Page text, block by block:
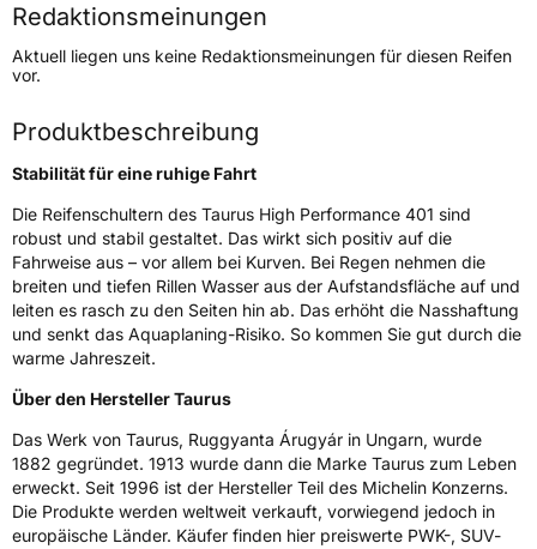
Höchstgeschwindigkeit
210 km/h
Lastindex92
Höchstlast630 kg
Generelle Merkmale
FahrzeugtypPKW
Verwendung Sommerreifen
ModellnameHigh Performance
FahrzeugartPKW & SUV
Weitere Eigenschaften
Schlauchtyp TL
ZustandNeureifen
Redaktionsmeinungen
Aktuell liegen uns keine Redaktionsmeinungen für diesen Reifen
vor.
Produktbeschreibung
Stabilität für eine ruhige Fahrt
Die Reifenschultern des Taurus High Performance 401 sind
robust und stabil gestaltet. Das wirkt sich positiv auf die
Fahrweise aus – vor allem bei Kurven. Bei Regen nehmen die
breiten und tiefen Rillen Wasser aus der Aufstandsfläche auf und
leiten es rasch zu den Seiten hin ab. Das erhöht die Nasshaftung
und senkt das Aquaplaning-Risiko. So kommen Sie gut durch die
warme Jahreszeit.
Über den Hersteller Taurus
Das Werk von Taurus, Ruggyanta Árugyár in Ungarn, wurde
1882 gegründet. 1913 wurde dann die Marke Taurus zum Leben
erweckt. Seit 1996 ist der Hersteller Teil des Michelin Konzerns.
Die Produkte werden weltweit verkauft, vorwiegend jedoch in
europäische Länder. Käufer finden hier preiswerte PWK-, SUV-